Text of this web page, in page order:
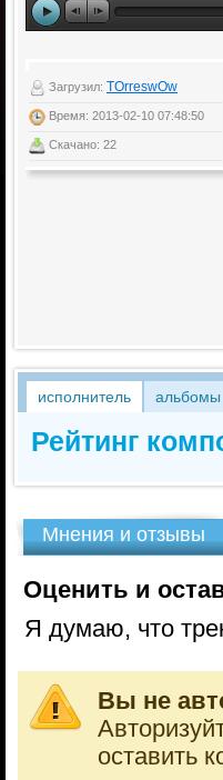
Загрузил: TOrreswOw
Время: 2013-02-10 07:48:50
Скачано: 22
исполнитель альбомы
Рейтинг
Мнения и отзывы
Оценить и
Я думаю, что
Вы не
оставить